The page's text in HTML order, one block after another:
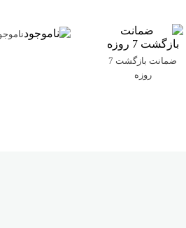
ضمانت بازگشت 7
روزه